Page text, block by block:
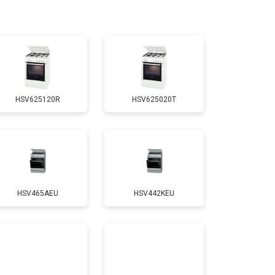
3000 ₽ Заказать
2750 ₽ Заказать
2590 ₽ Заказать
2600 ₽ Заказать
HSV625120R HSV625020T
HSV465AEU HSV442KEU